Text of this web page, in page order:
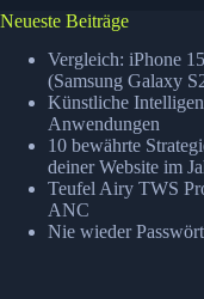
Monday
bei
Amazon
Neueste Beiträge
Vergleich: iPhone
(Samsung Galaxy
Künstliche
Anwendungen
10 bewährte
deiner Website im
Teufel Airy TWS
ANC
Nie wieder